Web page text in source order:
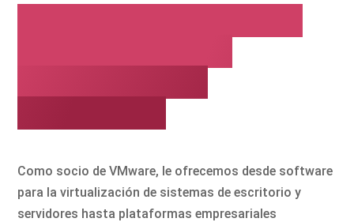
Como socio de VMware, le ofrecemos desde software
para la virtualización de sistemas de escritorio y
servidores hasta plataformas empresariales